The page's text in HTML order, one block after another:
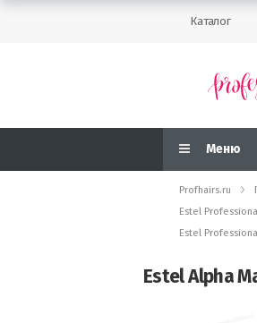
Каталог
Меню
Profhairs.ru
Estel
Estel
Estel Alpha